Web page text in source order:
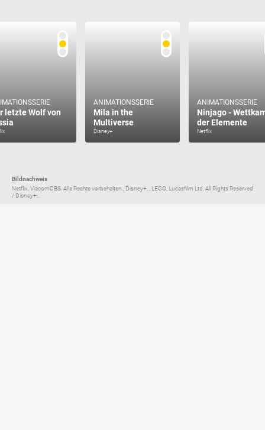
letzte Wolf von
ANIMATIONSSERIE
Mila in the
Multiverse
Disney+
ANIMATIONSSERIE
Ninjago -
der Elemente
Netflix
Bildnachweis
Netflix, ViacomCBS. Alle Rechte vorbehalten., Disney+, , LEGO, Lucasfilm Ltd. All Rights Reserved
/ Disney+...